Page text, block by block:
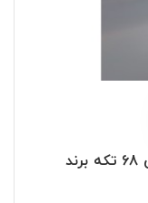
ست دریل و پیچ گوشتی شارژی 68 تکه برند